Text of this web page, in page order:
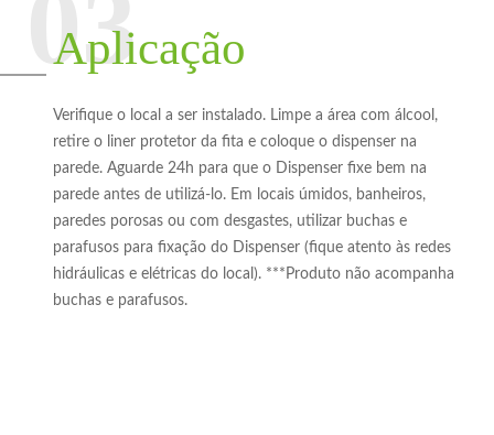
Aplicação
Verifique o local a ser instalado. Limpe a área com álcool,
retire o liner protetor da fita e coloque o dispenser na
parede. Aguarde 24h para que o Dispenser fixe bem na
parede antes de utilizá-lo. Em locais úmidos, banheiros,
paredes porosas ou com desgastes, utilizar buchas e
parafusos para fixação do Dispenser (fique atento às redes
hidráulicas e elétricas do local). ***Produto não acompanha
buchas e parafusos.